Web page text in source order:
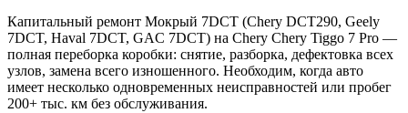
Капитальный ремонт Мокрый 7DCT (Chery DCT290, Geely
7DCT, Haval 7DCT, GAC 7DCT) на Chery Chery Tiggo 7 Pro —
полная переборка коробки: снятие, разборка, дефектовка всех
узлов, замена всего изношенного. Необходим, когда авто
имеет несколько одновременных неисправностей или пробег
200+ тыс. км без обслуживания.